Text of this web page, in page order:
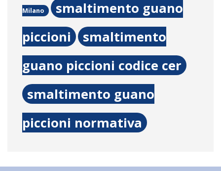
Milano
smaltimento guano
piccioni
smaltimento
guano piccioni codice cer
smaltimento guano
piccioni normativa